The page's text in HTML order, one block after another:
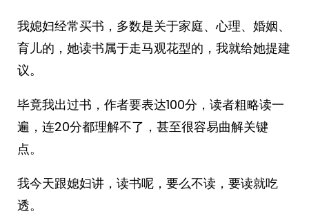
我媳妇经常买书，多数是关于家庭、心理、婚姻、
育儿的，她读书属于走马观花型的，我就给她提建
议。
毕竟我出过书，作者要表达100分，读者粗略读一
遍，连20分都理解不了，甚至很容易曲解关键
点。
我今天跟媳妇讲，读书呢，要么不读，要读就吃
透。